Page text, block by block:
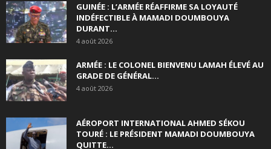
GUINÉE : L’ARMÉE RÉAFFIRME SA LOYAUTÉ
INDÉFECTIBLE À MAMADI DOUMBOUYA
DURANT...
4 août 2026
ARMÉE : LE COLONEL BIENVENU LAMAH ÉLEVÉ AU
GRADE DE GÉNÉRAL...
4 août 2026
AÉROPORT INTERNATIONAL AHMED SÉKOU
TOURÉ : LE PRÉSIDENT MAMADI DOUMBOUYA
QUITTE...